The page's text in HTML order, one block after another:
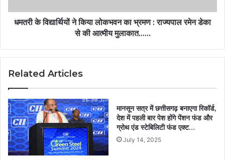
धमतरी के विद्यार्थियों ने किया लोकभवन का भ्रमण : राज्यपाल रमेन डेका
से की आत्मीय मुलाकात……
Related Articles
मानसून सत्र में छत्तीसगढ़ बनाएगा रिकॉर्ड,
देश में पहली बार पेश होंगे पेंशन फंड और
ग्रोथ एंड स्टेबिलिटी फंड एक्ट…
July 14, 2025